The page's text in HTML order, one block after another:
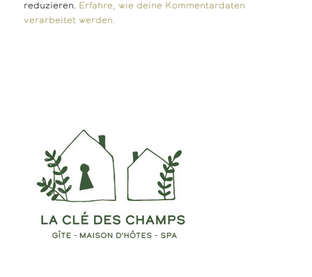
reduzieren. Erfahre, wie deine Kommentardaten
verarbeitet werden.